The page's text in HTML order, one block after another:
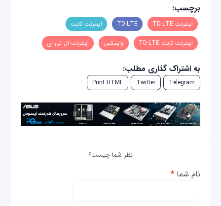
برچسب:
اینترنت TD-LTE TD-LTE اینترنت ثابت
اینترنت ثابت TD-LTE وایمکس اینترنت ال تی ای
به اشتراک گذاری مطلب:
Telegram
Twitter
Print HTML
نظر شما چیست؟
نام شما*